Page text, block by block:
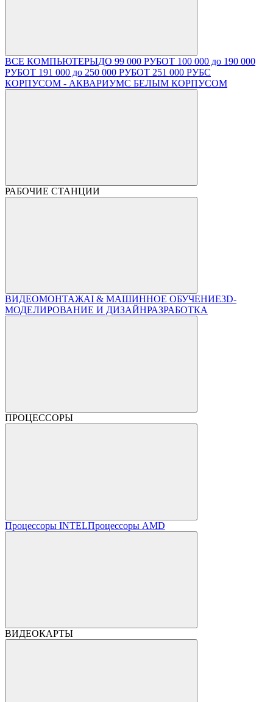
ВСЕ КОМПЬЮТЕРЫДО 99 000 РУБОТ 100 000 до 190 000
РУБОТ 191 000 до 250 000 РУБОТ 251 000 РУБС
КОРПУСОМ - АКВАРИУМС БЕЛЫМ КОРПУСОМ
РАБОЧИЕ СТАНЦИИ
ВИДЕОМОНТАЖAI & МАШИННОЕ ОБУЧЕНИЕ3D-
МОДЕЛИРОВАНИЕ И ДИЗАЙНРАЗРАБОТКА
ПРОЦЕССОРЫ
Процессоры INTELПроцессоры AMD
ВИДЕОКАРТЫ